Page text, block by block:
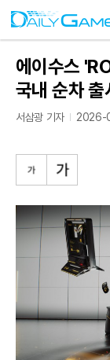
에이수스
국내 순차 출
서삼광 기자 2026-